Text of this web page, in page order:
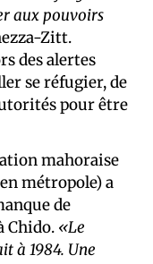
aux pouvoirs
Zitt.
des alertes
se réfugier, de
pour être
mahoraise
métropole) a
de
Chido. «Le
à 1984. Une